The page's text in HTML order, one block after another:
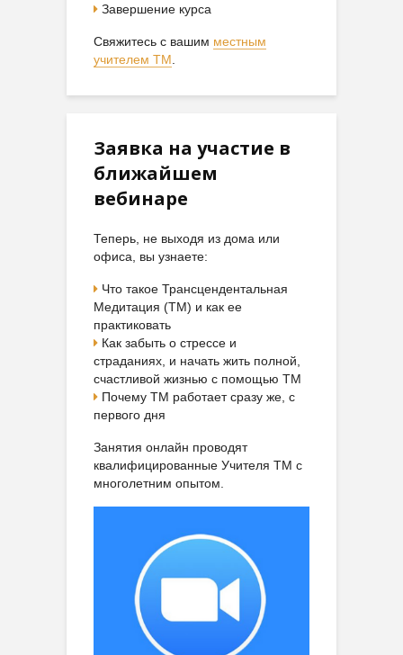
Завершение курса
Свяжитесь с вашим местным
учителем ТМ.
Заявка на участие в
ближайшем
вебинаре
Теперь, не выходя из дома или
офиса, вы узнаете:
Что такое Трансцендентальная
Медитация (ТМ) и как ее
практиковать
Как забыть о стрессе и
страданиях, и начать жить полной,
счастливой жизнью с помощью ТМ
Почему ТМ работает сразу же, с
первого дня
Занятия онлайн проводят
квалифицированные Учителя ТМ с
многолетним опытом.